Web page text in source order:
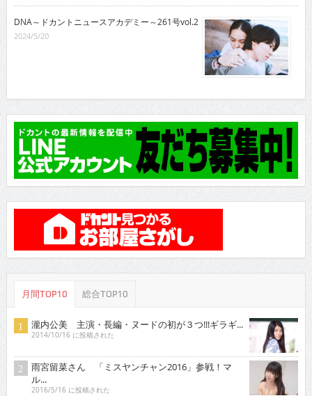
DNA～ドカントニュースアカデミー～261号vol.2
2024/5/20
月間TOP10 総合TOP10
瀧内公美 主演・長編・ヌードの初が３つ!!!ギラギ...
2014/10/16 に投稿された
雨宮留菜さん 「ミスヤンチャン2016」参戦！マ
ル...
2016/5/16 に投稿された